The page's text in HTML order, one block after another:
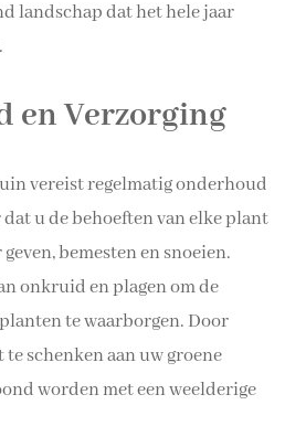
landschap dat het hele jaar
en Verzorging
vereist regelmatig onderhoud
u de behoeften van elke plant
bemesten en snoeien.
onkruid en plagen om de
te waarborgen. Door
schenken aan uw groene
worden met een weelderige